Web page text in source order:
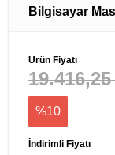
Bilgisayar
Ürün Fiyatı
%10
İndirimli Fiyatı